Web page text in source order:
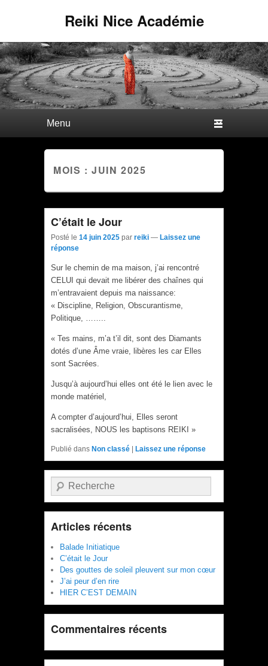
Reiki Nice Académie
MOIS : JUIN 2025
C’était le Jour
Posté le 14 juin 2025 par reiki — Laissez une
réponse
Sur le chemin de ma maison, j’ai rencontré
CELUI qui devait me libérer des chaînes qui
m’entravaient depuis ma naissance:
« Discipline, Religion, Obscurantisme,
Politique, ……..
« Tes mains, m’a t’il dit, sont des Diamants
dotés d’une Âme vraie, libères les car Elles
sont Sacrées.
Jusqu’à aujourd’hui elles ont été le lien avec le
monde matériel,
A compter d’aujourd’hui, Elles seront
sacralisées, NOUS les baptisons REIKI »
Publié dans Non classé Laissez une réponse
Recherche
Articles récents
Balade Initiatique
C’était le Jour
Des gouttes de soleil pleuvent sur mon cœur
J’ai peur d’en rire
HIER C’EST DEMAIN
Commentaires récents